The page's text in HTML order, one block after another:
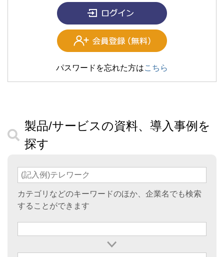
パスワードを忘れた方はこちら
製品/サービスの資料、導入事例を
探す
カテゴリなどのキーワードのほか、企業名でも検索
することができます